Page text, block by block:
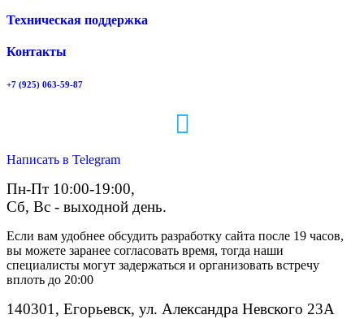
Техническая поддержка
Контакты
+7 (925) 063-59-87
Написать в Telegram
Пн-Пт 10:00-19:00,
Сб, Вс - выходной день.
Если вам удобнее обсудить разработку сайта после 19 часов,
вы можете заранее согласовать время, тогда наши
специалисты могут задержаться и организовать встречу
вплоть до 20:00
140301, Егорьевск, ул. Александра Невского 23А